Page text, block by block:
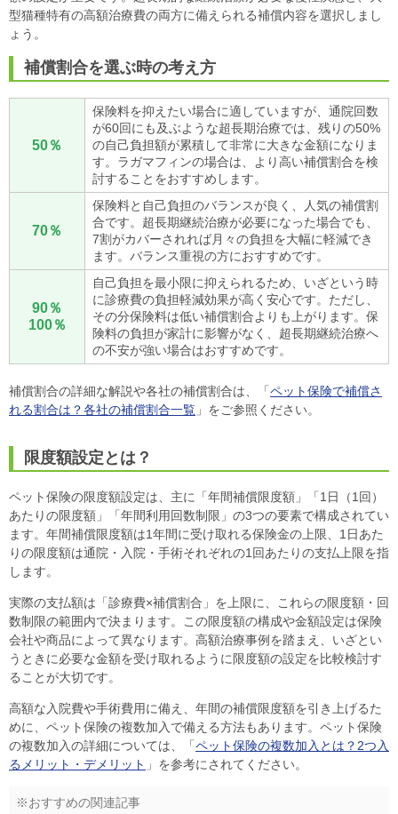
型猫種特有の高額治療費の両方に備えられる補償内容を選択しまし
ょう。
補償割合を選ぶ時の考え方
50％
保険料を抑えたい場合に適していますが、通院回数
が60回にも及ぶような超長期治療では、残りの50%
の自己負担額が累積して非常に大きな金額になりま
す。ラガマフィンの場合は、より高い補償割合を検
討することをおすすめします。
70％
保険料と自己負担のバランスが良く、人気の補償割
合です。超長期継続治療が必要になった場合でも、
7割がカバーされれば月々の負担を大幅に軽減でき
ます。バランス重視の方におすすめです。
90％
100％
自己負担を最小限に抑えられるため、いざという時
に診療費の負担軽減効果が高く安心です。ただし、
その分保険料は低い補償割合よりも上がります。保
険料の負担が家計に影響がなく、超長期継続治療へ
の不安が強い場合はおすすめです。
補償割合の詳細な解説や各社の補償割合は、「 ペット保険で補償さ
れる割合は？各社の補償割合一覧 」をご参照ください。
限度額設定とは？
ペット保険の限度額設定は、主に「年間補償限度額」「1日（1回）
あたりの限度額」「年間利用回数制限」の3つの要素で構成されてい
ます。年間補償限度額は1年間に受け取れる保険金の上限、1日あた
りの限度額は通院・入院・手術それぞれの1回あたりの支払上限を指
します。
実際の支払額は「診療費×補償割合」を上限に、これらの限度額・回
数制限の範囲内で決まります。この限度額の構成や金額設定は保険
会社や商品によって異なります。高額治療事例を踏まえ、いざとい
うときに必要な金額を受け取れるように限度額の設定を比較検討す
ることが大切です。
高額な入院費や手術費用に備え、年間の補償限度額を引き上げるた
めに、ペット保険の複数加入で備える方法もあります。ペット保険
の複数加入の詳細については、「 ペット保険の複数加入とは？2つ入
るメリット・デメリット 」を参考にされてください。
※おすすめの関連記事